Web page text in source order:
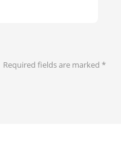
Required fields are marked*